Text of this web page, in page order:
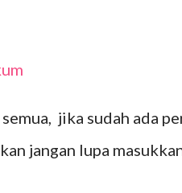
jika sudah ada
jangan lupa